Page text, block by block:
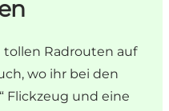
Radrouten auf
wo ihr bei den
Flickzeug und eine